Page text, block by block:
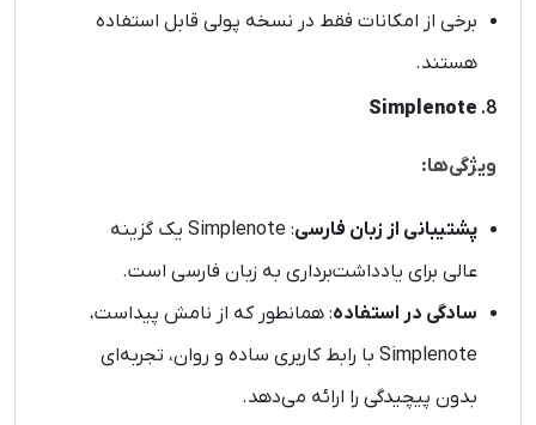
برخی از امکانات فقط در نسخه پولی قابل استفاده
هستند.
8.
Simplenote
ویژگی‌ها:
پشتیبانی از زبان فارسی
: Simplenote یک گزینه
عالی برای یادداشت‌برداری به زبان فارسی است.
سادگی در استفاده: همانطور که از نامش پیداست،
Simplenote با رابط کاربری ساده و روان، تجربه‌ای
بدون پیچیدگی را ارائه می‌دهد.